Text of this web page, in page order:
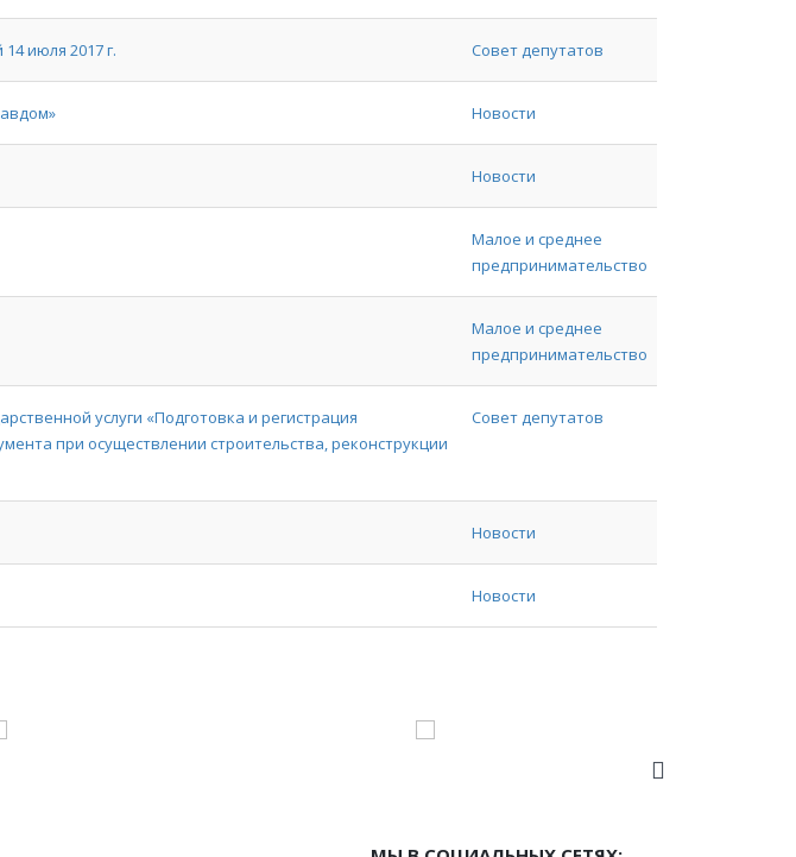
июля 2017 г. Совет депутатов
Новости
Новости
Малое и среднее
предпринимательство
Малое и среднее
предпринимательство
услуги «Подготовка и регистрация
при осуществлении строительства, реконструкции
Совет депутатов
Новости
Новости